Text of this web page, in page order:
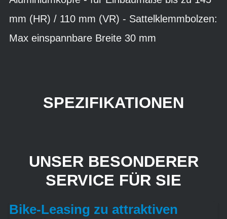
mm (HR) / 110 mm (VR) - Sattelklemmbolzen:
Max einspannbare Breite 30 mm
SPEZIFIKATIONEN
UNSER BESONDERER
SERVICE FÜR SIE
Bike-Leasing zu attraktiven